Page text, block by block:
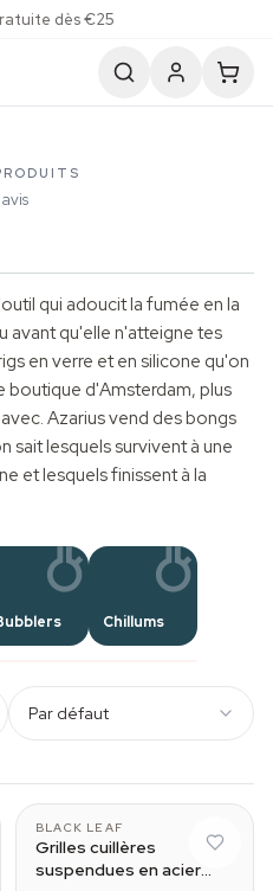
dès €25
qui adoucit la fumée en la
avant qu'elle n'atteigne tes
en verre et en silicone qu'on
boutique d'Amsterdam, plus
Azarius vend des bongs
sait lesquels survivent à une
et lesquels finissent à la
Chillums
Par défaut
BLACK LEAF
Grilles cuillères
suspendues en acier